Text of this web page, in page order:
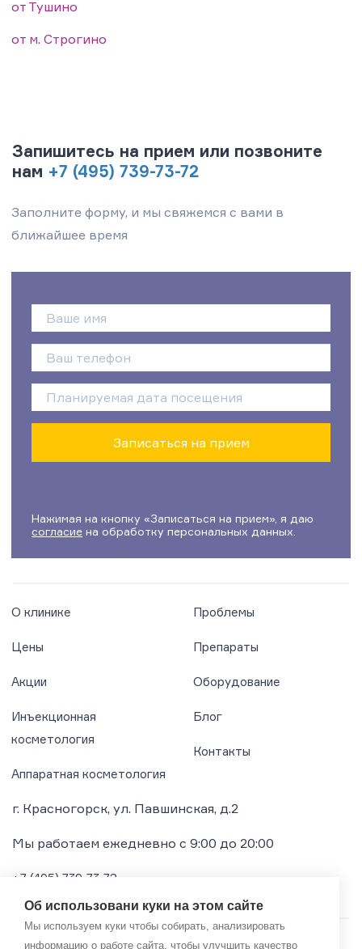
от Тушино
от м. Строгино
Запишитесь на прием или позвоните
нам +7 (495) 739-73-72
Заполните форму, и мы свяжемся с вами в
ближайшее время
Нажимая на кнопку «Записаться на прием», я даю
согласие на обработку персональных данных.
О клинике
Цены
Акции
Проблемы
Препараты
Оборудование
Инъекционная
косметология
Аппаратная косметология
Блог
Контакты
г. Красногорск, ул. Павшинская, д.2
Мы работаем ежедневно с 9:00 до 20:00
+7 (495) 739-73-72
Об использовани куки на этом сайте
Мы используем куки чтобы собирать, анализировать
информацию о работе сайта, чтобы улучшить качество